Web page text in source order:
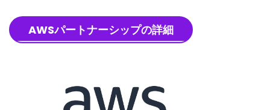
AWSパートナーシップの詳細